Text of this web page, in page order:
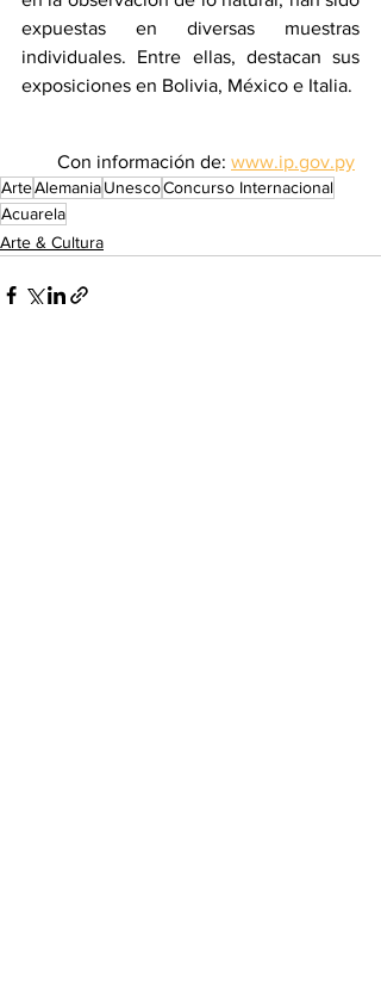
expuestas en diversas muestras
individuales. Entre ellas, destacan sus
exposiciones en Bolivia, México e Italia.
Con información de: www.ip.gov.py
ArteAlemaniaUnescoConcurso Internacional
Acuarela
Arte & Cultura